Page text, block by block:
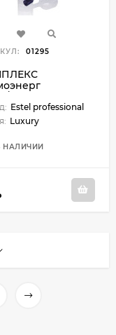
01295
Estel professional
Luxury
НАЛИЧИИ